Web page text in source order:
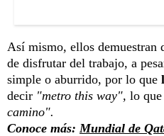
Así mismo, ellos demuestran
de disfrutar del trabajo, a
simple o aburrido, por lo que
decir "metro this way", lo
camino".
Conoce más: Mundial de